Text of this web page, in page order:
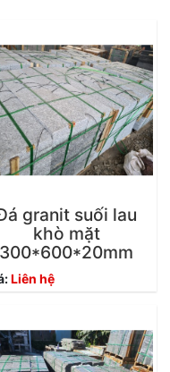
granit suối lau
khò mặt
300*600*20mm
Liên hệ